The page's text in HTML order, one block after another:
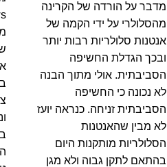
מדבר על הורדה של הקרינה
מהסלולרי על ידי הקמה של
אנטנות סלולריות רבות יותר
ובכך הגדלת החשיפה
הסביבתית. אולי מתוך הבנה
לא נכונה כי החשיפה
הסביבתית זניחה. כנראה יועז
לא מבין שהאנטנות
הסלולריות מותקנות היום
בהתאם לתקן גבוה ולא מגן